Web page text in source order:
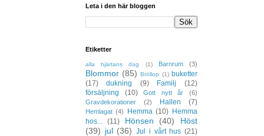
Leta i den här bloggen
Etiketter
alla hjärtans dag (1) Barnrum (3)
Blommor (85) Bröllop (1) buketter
(17)
dukning (9) Familj
(12)
försäljning
(10) Gott nytt år
(6)
Gravdekorationer
(2) Hallen (7)
Hemlagat (4) Hemma (10) Hemma
hos...
(11) Hönsen (40)
Höst
(39) jul (36) Jul i vårt hus (21)